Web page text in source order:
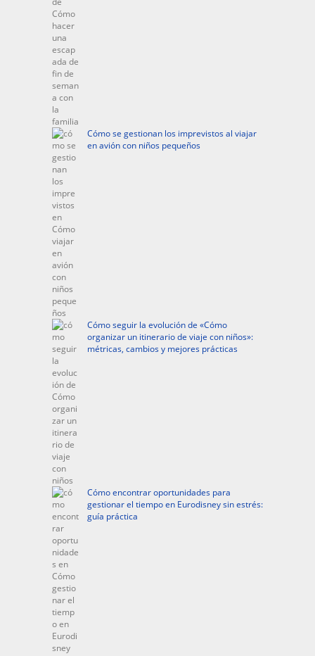
Cómo se gestionan los imprevistos al viajar
en avión con niños pequeños
Cómo seguir la evolución de «Cómo
organizar un itinerario de viaje con niños»:
métricas, cambios y mejores prácticas
Cómo encontrar oportunidades para
gestionar el tiempo en Eurodisney sin estrés:
guía práctica